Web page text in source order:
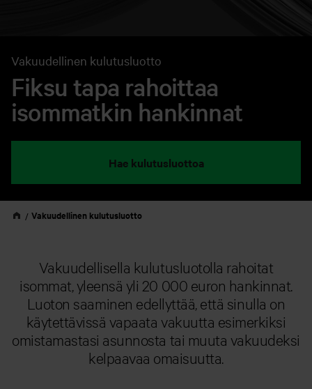
Vakuudellinen kulutusluotto
Fiksu tapa rahoittaa
isommatkin hankinnat
Hae kulutusluottoa
Vakuudellinen kulutusluotto
Vakuudellisella kulutusluotolla rahoitat
isommat, yleensä yli 20 000 euron hankinnat.
Luoton saaminen edellyttää, että sinulla on
käytettävissä vapaata vakuutta esimerkiksi
omistamastasi asunnosta tai muuta vakuudeksi
kelpaavaa omaisuutta.